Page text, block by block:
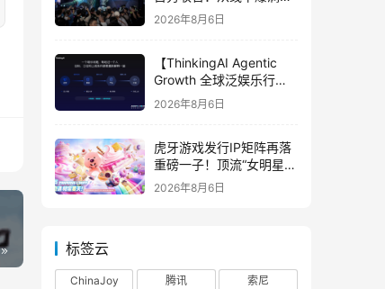
见玩家的真实期待
2026年8月6日
【ThinkingAI Agentic
Growth 全球泛娱乐行业
峰会】Agent 时代，人到
底负责什么
2026年8月6日
虎牙游戏发行IP矩阵再落
重磅一子！顶流“女明星”
ZANMANG LOOPY 正版
2026年8月6日
标签云
ChinaJoy 腾讯
索尼